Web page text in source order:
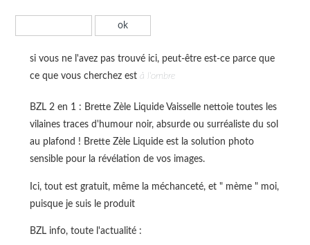
si vous ne l'avez pas trouvé ici, peut-être est-ce parce que
ce que vous cherchez est à l'ombre
BZL 2 en 1 : Brette Zèle Liquide Vaisselle nettoie toutes les
vilaines traces d'humour noir, absurde ou surréaliste du sol
au plafond ! Brette Zèle Liquide est la solution photo
sensible pour la révélation de vos images.
Ici, tout est gratuit, même la méchanceté, et " mème " moi,
puisque je suis le produit
BZL info, toute l'actualité :